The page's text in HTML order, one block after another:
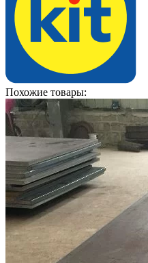
Похожие товары: